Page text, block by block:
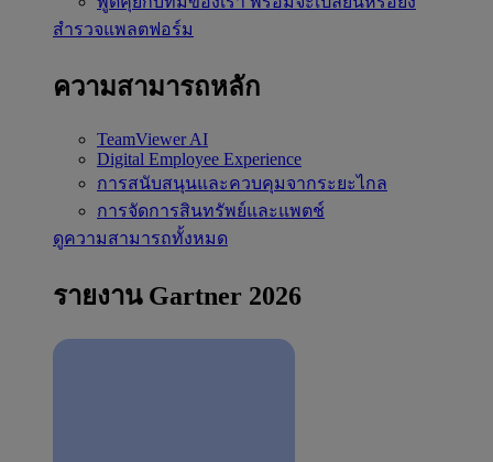
สำรวจแพลตฟอร์ม
ความสามารถหลัก
TeamViewer AI
Digital Employee Experience
การสนับสนุนและควบคุมจากระยะไกล
การจัดการสินทรัพย์และแพตช์
ดูความสามารถทั้งหมด
รายงาน Gartner 2026